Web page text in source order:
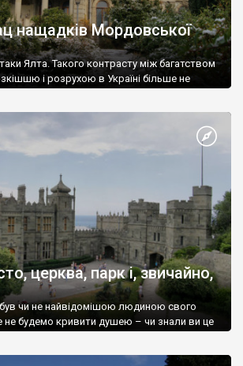
нащадків Мордовської
Ялта. Такого контрасту між багатством
і розрухою в Україні більше не
церква, парк і, звичайно,
чи не найвідомішою людиною свого
не будемо кривити душею – чи знали ви це